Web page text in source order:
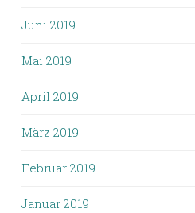
Juni 2019
Mai 2019
April 2019
März 2019
Februar 2019
Januar 2019